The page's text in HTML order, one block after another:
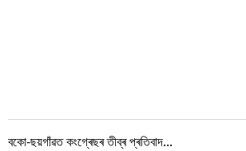
বকো-ছয়গাঁৱত কংগ্ৰেছৰ তীব্ৰ প্ৰতিবাদ...